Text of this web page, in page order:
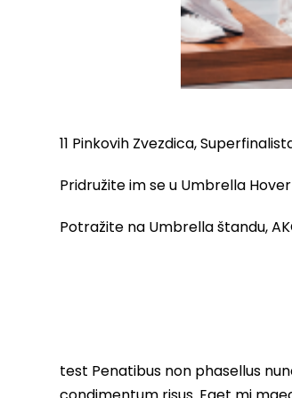
11 Pinkovih Zvezdica,
Pridružite im se u Umbrella
Potražite na Umbrella štandu,
test Penatibus non phasellus